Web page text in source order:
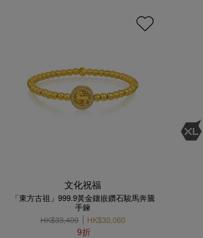
文化祝福
「東方古祖」999.9黃金鑲嵌鑽石駿馬奔騰
手鍊
HK$33,400
HK$30,060
9折